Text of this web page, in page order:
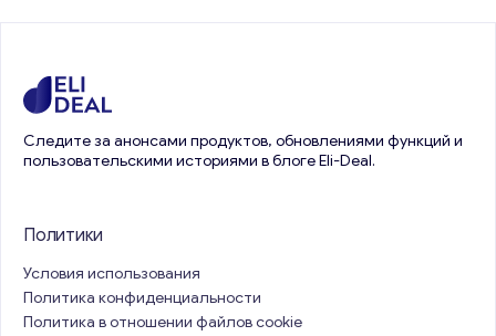
Следите за анонсами продуктов, обновлениями функций и
пользовательскими историями в блоге Eli-Deal.
Политики
Условия использования
Политика конфиденциальности
Политика в отношении файлов cookie